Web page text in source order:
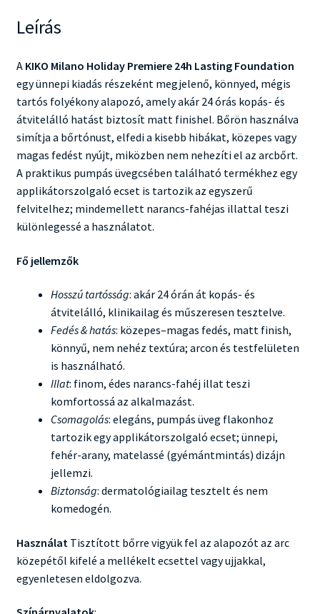
Leírás
A KIKO Milano Holiday Premiere 24h Lasting Foundation
egy ünnepi kiadás részeként megjelenő, könnyed, mégis
tartós folyékony alapozó, amely akár 24 órás kopás- és
átvitelálló hatást biztosít matt finishel. Bőrön használva
simítja a bőrtónust, elfedi a kisebb hibákat, közepes vagy
magas fedést nyújt, miközben nem nehezíti el az arcbőrt.
A praktikus pumpás üvegcsében található termékhez egy
applikátorszolgaló ecset is tartozik az egyszerű
felvitelhez; mindemellett narancs-fahéjas illattal teszi
különlegessé a használatot.
Fő jellemzők
Hosszú tartósság: akár 24 órán át kopás- és
átvitelálló, klinikailag és műszeresen tesztelve.
Fedés & hatás: közepes–magas fedés, matt finish,
könnyű, nem nehéz textúra; arcon és testfelületen
is használható.
Illat: finom, édes narancs-fahéj illat teszi
komfortossá az alkalmazást.
Csomagolás: elegáns, pumpás üveg flakonhoz
tartozik egy applikátorszolgaló ecset; ünnepi,
fehér-arany, matelassé (gyémántmintás) dizájn
jellemzi.
Biztonság: dermatológiailag tesztelt és nem
komedogén.
Használat Tisztított bőrre vigyük fel az alapozót az arc
közepétől kifelé a mellékelt ecsettel vagy ujjakkal,
egyenletesen eldolgozva.